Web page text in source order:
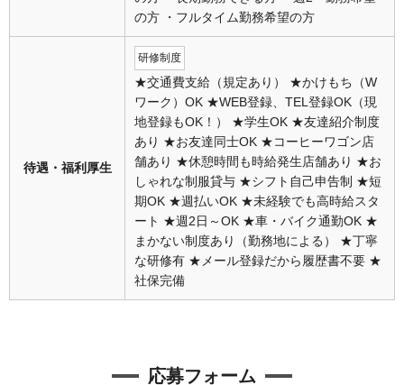
の方 ・フルタイム勤務希望の方
待遇・福利厚生
研修制度
★交通費支給（規定あり） ★かけもち（W
ワーク）OK ★WEB登録、TEL登録OK（現
地登録もOK！） ★学生OK ★友達紹介制度
あり ★お友達同士OK ★コーヒーワゴン店
舗あり ★休憩時間も時給発生店舗あり ★お
しゃれな制服貸与 ★シフト自己申告制 ★短
期OK ★週払いOK ★未経験でも高時給スタ
ート ★週2日～OK ★車・バイク通勤OK ★
まかない制度あり（勤務地による） ★丁寧
な研修有 ★メール登録だから履歴書不要 ★
社保完備
応募フォーム